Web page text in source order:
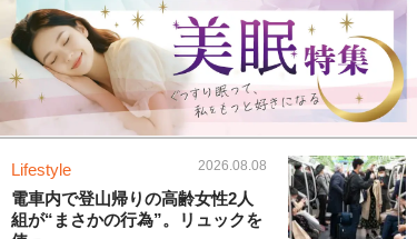
Lifestyle 2026.08.08
電車内で登山帰りの高齢女性2人
組が“まさかの行為”。リュックを